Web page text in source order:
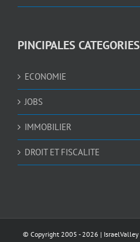
PINCIPALES CATEGORIES
ECONOMIE
JOBS
IMMOBILIER
DROIT ET FISCALITE
© Copyright 2005 - 2026 | IsraelValley